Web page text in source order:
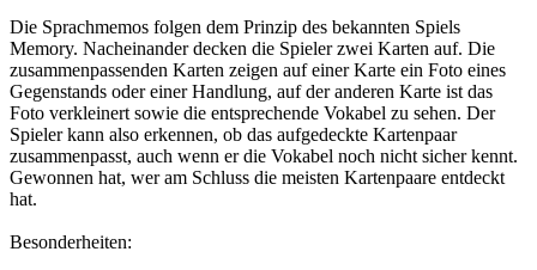
Die Sprachmemos folgen dem Prinzip des bekannten Spiels
Memory. Nacheinander decken die Spieler zwei Karten auf. Die
zusammenpassenden Karten zeigen auf einer Karte ein Foto eines
Gegenstands oder einer Handlung, auf der anderen Karte ist das
Foto verkleinert sowie die entsprechende Vokabel zu sehen. Der
Spieler kann also erkennen, ob das aufgedeckte Kartenpaar
zusammenpasst, auch wenn er die Vokabel noch nicht sicher kennt.
Gewonnen hat, wer am Schluss die meisten Kartenpaare entdeckt
hat.
Besonderheiten: